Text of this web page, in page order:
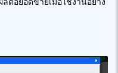
ต่อยอดขายเมื่อใช้งานอย่าง